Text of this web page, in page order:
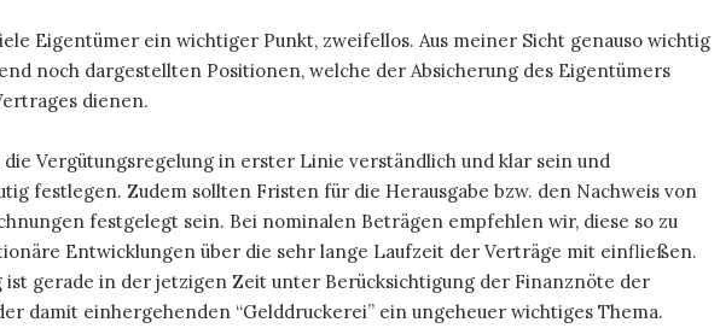
Eigentümer ein wichtiger Punkt, zweifellos. Aus meiner Sicht genauso wichtig
noch dargestellten Positionen, welche der Absicherung des Eigentümers
dienen.
Vergütungsregelung in erster Linie verständlich und klar sein und
festlegen. Zudem sollten Fristen für die Herausgabe bzw. den Nachweis von
festgelegt sein. Bei nominalen Beträgen empfehlen wir, diese so zu
Entwicklungen über die sehr lange Laufzeit der Verträge mit einfließen.
gerade in der jetzigen Zeit unter Berücksichtigung der Finanznöte der
damit einhergehenden “Gelddruckerei” ein ungeheuer wichtiges Thema.